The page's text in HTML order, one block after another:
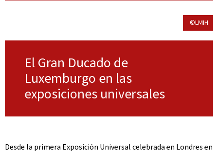
©LMIH
El Gran Ducado de
Luxemburgo en las
exposiciones universales
Desde la primera Exposición Universal celebrada en Londres en